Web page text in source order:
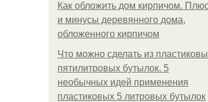
Как обложить дом кирпичом.
и минусы деревянного дома,
обложенного кирпичом
Что можно сделать из
пятилитровых бутылок. 5
необычных идей применения
пластиковых 5 литровых бутылок